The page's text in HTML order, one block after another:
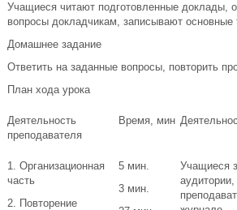
Учащиеся читают подготовленные доклады,
вопросы докладчикам, записывают основные
Домашнее задание
Ответить на заданные вопросы, повторить
План хода урока
Деятельность
преподавателя
Время, мин
1. Организационная
часть
2. Повторение
5 мин.
3 мин.
Учащиеся